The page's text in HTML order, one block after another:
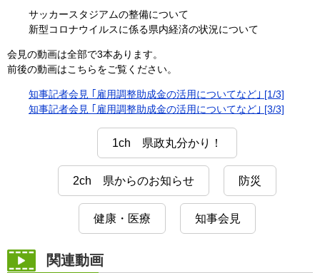
サッカースタジアムの整備について
新型コロナウイルスに係る県内経済の状況について
会見の動画は全部で3本あります。
前後の動画はこちらをご覧ください。
知事記者会見 ｢雇用調整助成金の活用についてなど｣ [1/3]
知事記者会見 ｢雇用調整助成金の活用についてなど｣ [3/3]
1ch 県政丸分かり！
2ch 県からのお知らせ 防災
健康・医療 知事会見
関連動画